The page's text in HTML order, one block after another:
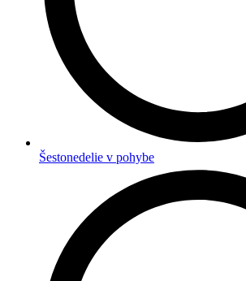
Šestonedelie v pohybe